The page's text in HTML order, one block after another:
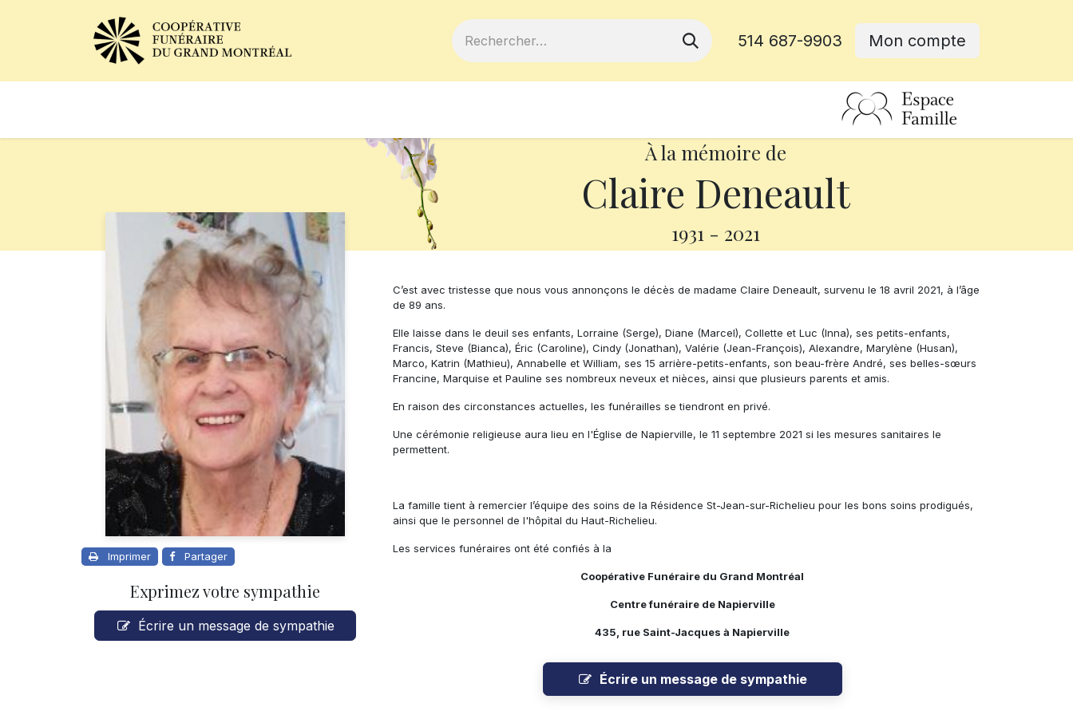
514 687-9903 Mon compte
À la mémoire de
Claire Deneault
1931 - 2021
Imprimer Partager
Exprimez votre sympathie
Écrire un message de sympathie
C’est avec tristesse que nous vous annonçons le décès de madame Claire Deneault, survenu le 18 avril 2021, à l’âge
de 89 ans.
Elle laisse dans le deuil ses enfants, Lorraine (Serge), Diane (Marcel), Collette et Luc (Inna), ses petits-enfants,
Francis, Steve (Bianca), Éric (Caroline), Cindy (Jonathan), Valérie (Jean-François), Alexandre, Marylène (Husan),
Marco, Katrin (Mathieu), Annabelle et William, ses 15 arrière-petits-enfants, son beau-frère André, ses belles-sœurs
Francine, Marquise et Pauline ses nombreux neveux et nièces, ainsi que plusieurs parents et amis.
En raison des circonstances actuelles, les funérailles se tiendront en privé.
Une cérémonie religieuse aura lieu en l'Église de Napierville, le 11 septembre 2021 si les mesures sanitaires le
permettent.
La famille tient à remercier l’équipe des soins de la Résidence St-Jean-sur-Richelieu pour les bons soins prodigués,
ainsi que le personnel de l'hôpital du Haut-Richelieu.
Les services funéraires ont été confiés à la
Coopérative Funéraire du Grand Montréal
Centre funéraire de Napierville
435, rue Saint-Jacques à Napierville
Écrire un message de sympathie